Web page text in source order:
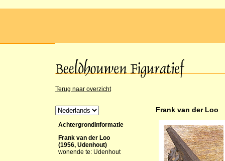
Terug naar overzicht
Achtergrondinformatie
Frank van der Loo
(1956, Udenhout)
wonende te: Udenhout
Frank van der Loo